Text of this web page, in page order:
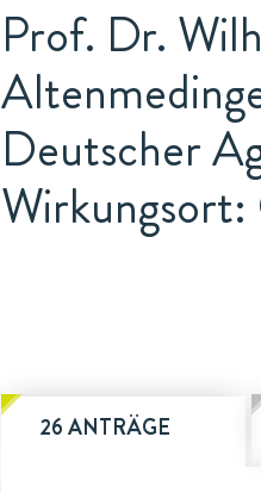
Prof. Dr.
Deutscher
26 ANTRÄGE